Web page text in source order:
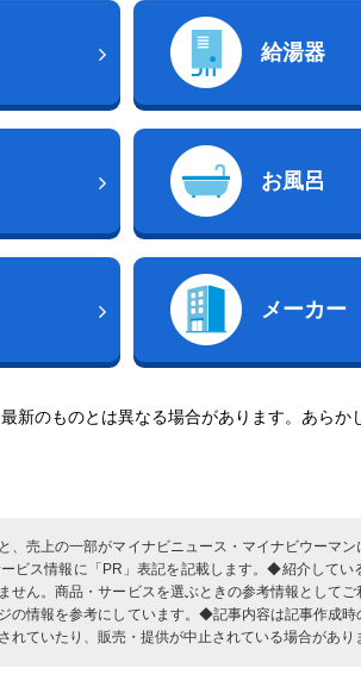
給湯器
お風呂
メーカー
新のものとは異なる場合があります。あらか
、売上の一部がマイナビニュース・マイナビウーマ
ビス情報に「PR」表記を記載します。◆紹介してい
せん。商品・サービスを選ぶときの参考情報として
の情報を参考にしています。◆記事内容は記事作成
ていたり、販売・提供が中止されている場合があり